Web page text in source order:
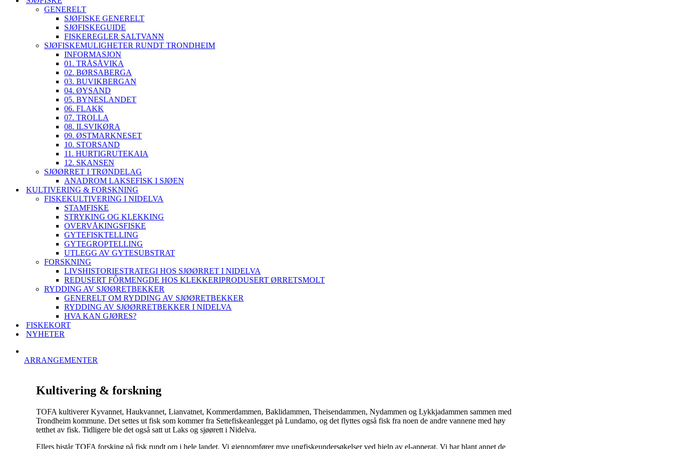
GENERELT
SJØFISKE GENERELT
SJØFISKEGUIDE
FISKEREGLER SALTVANN
SJØFISKEMULIGHETER RUNDT TRONDHEIM
INFORMASJON
01. TRÅSÅVIKA
02. BØRSABERGA
03. BUVIKBERGAN
04. ØYSAND
05. BYNESLANDET
06. FLAKK
07. TROLLA
08. ILSVIKØRA
09. ØSTMARKNESET
10. STORSAND
11. HURTIGRUTEKAIA
12. SKANSEN
SJØØRRET I TRØNDELAG
ANADROM LAKSEFISK I SJØEN
KULTIVERING & FORSKNING
FISKEKULTIVERING I NIDELVA
STAMFISKE
STRYKING OG KLEKKING
OVERVÅKINGSFISKE
GYTEFISKTELLING
GYTEGROPTELLING
UTLEGG AV GYTESUBSTRAT
FORSKNING
LIVSHISTORIESTRATEGI HOS SJØØRRET I NIDELVA
REDUSERT FÔRMENGDE HOS KLEKKERIPRODUSERT ØRRETSMOLT
RYDDING AV SJØØRETBEKKER
GENERELT OM RYDDING AV SJØØRETBEKKER
RYDDING AV SJØØRRETBEKKER I NIDELVA
HVA KAN GJØRES?
FISKEKORT
NYHETER
ARRANGEMENTER
Kultivering & forskning
TOFA kultiverer Kyvannet, Haukvannet, Lianvatnet, Kommerdammen, Baklidammen, Theisendammen, Nydammen og Lykkjadammen sammen med
Trondheim kommune. Det settes ut fisk som kommer fra Settefiskeanlegget på Lundamo, og det flyttes også fisk fra noen de andre vannene med høy
tetthet av fisk. Tidligere ble det også satt ut Laks og sjøørett i Nidelva.
Ellers bistår TOFA forsking på fisk rundt om i hele landet. Vi gjennomfører mye ungfiskeundersøkelser ved hjelp av el-apperat. Vi har blant annet de